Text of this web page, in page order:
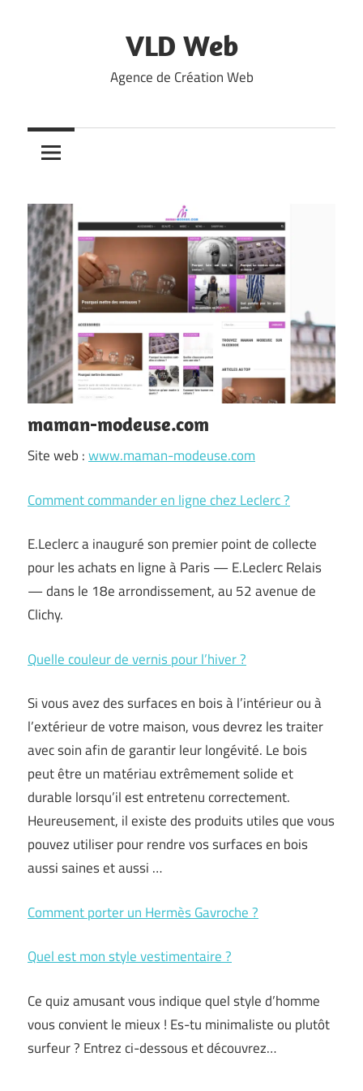
VLD Web
Agence de Création Web
maman-modeuse.com
Site web :www.maman-modeuse.com
Comment commander en ligne chez Leclerc ?
E.Leclerc a inauguré son premier point de collecte
pour les achats en ligne à Paris — E.Leclerc Relais
— dans le 18e arrondissement, au 52 avenue de
Clichy.
Quelle couleur de vernis pour l’hiver ?
Si vous avez des surfaces en bois à l’intérieur ou à
l’extérieur de votre maison, vous devrez les traiter
avec soin afin de garantir leur longévité. Le bois
peut être un matériau extrêmement solide et
durable lorsqu’il est entretenu correctement.
Heureusement, il existe des produits utiles que vous
pouvez utiliser pour rendre vos surfaces en bois
aussi saines et aussi …
Comment porter un Hermès Gavroche ?
Quel est mon style vestimentaire ?
Ce quiz amusant vous indique quel style d’homme
vous convient le mieux ! Es-tu minimaliste ou plutôt
surfeur ? Entrez ci-dessous et découvrez…